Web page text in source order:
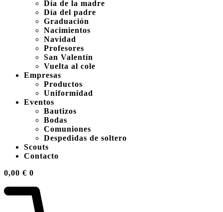
Día de la madre
Día del padre
Graduación
Nacimientos
Navidad
Profesores
San Valentín
Vuelta al cole
Empresas
Productos
Uniformidad
Eventos
Bautizos
Bodas
Comuniones
Despedidas de soltero
Scouts
Contacto
0,00 € 0